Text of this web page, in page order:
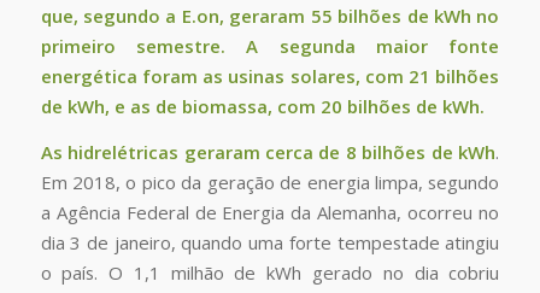
que, segundo a E.on, geraram 55 bilhões de kWh no
primeiro semestre. A segunda maior fonte
energética foram as usinas solares, com 21 bilhões
de kWh, e as de biomassa, com 20 bilhões de kWh.
As hidrelétricas geraram cerca de 8 bilhões de kWh.
Em 2018, o pico da geração de energia limpa, segundo
a Agência Federal de Energia da Alemanha, ocorreu no
dia 3 de janeiro, quando uma forte tempestade atingiu
o país. O 1,1 milhão de kWh gerado no dia cobriu